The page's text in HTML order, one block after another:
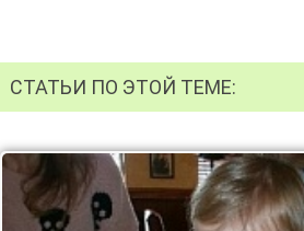
СТАТЬИ ПО ЭТОЙ ТЕМЕ: